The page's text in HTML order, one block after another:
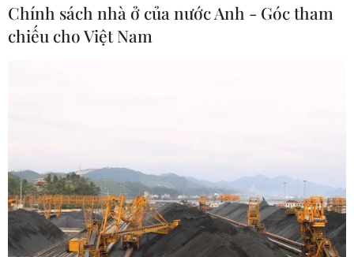
dân xóm Lũng Lỳ
Lào Cai: Mưa lớn kèm dông lốc, cuốn trôi cầu
tạm Sim San
Giảm gánh nặng cho doanh nghiệp trong
Chính sách nhà ở của nước Anh - Góc tham
chiếu cho Việt Nam